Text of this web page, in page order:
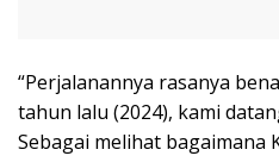
“Perjalanannya rasanya
tahun lalu (2024), kami
Sebagai melihat bagaimana